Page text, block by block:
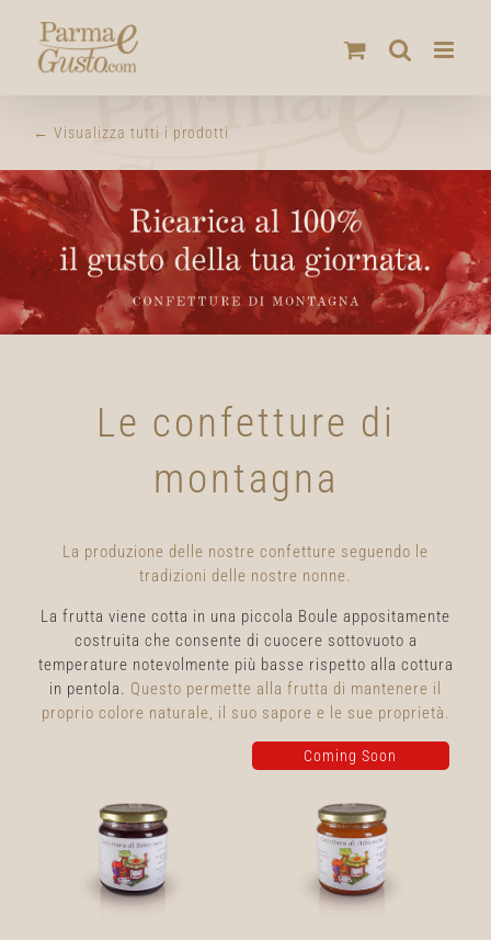
contenuto
← Visualizza tutti i prodotti
Le confetture di
montagna
La produzione delle nostre confetture seguendo le
tradizioni delle nostre nonne.
La frutta viene cotta in una piccola Boule appositamente
costruita che consente di cuocere sottovuoto a
temperature notevolmente più basse rispetto alla cottura
in pentola. Questo permette alla frutta di mantenere il
proprio colore naturale, il suo sapore e le sue proprietà.
Coming Soon